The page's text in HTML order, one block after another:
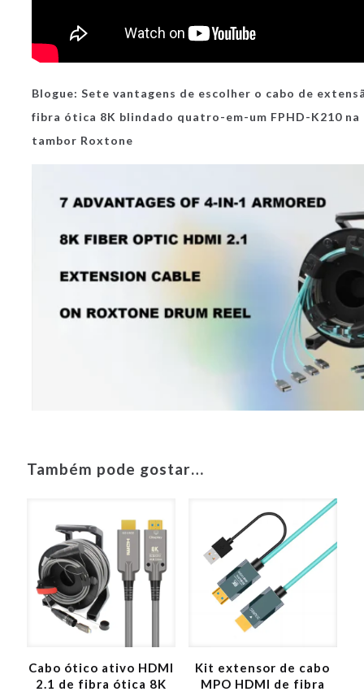
Blogue: Sete vantagens de escolher o cabo de
fibra ótica 8K blindado quatro-em-um FPHD-K210 na
tambor Roxtone
Também pode gostar…
Cabo ótico ativo HDMI
2.1 de fibra ótica 8K
Kit extensor de cabo
MPO HDMI de fibra